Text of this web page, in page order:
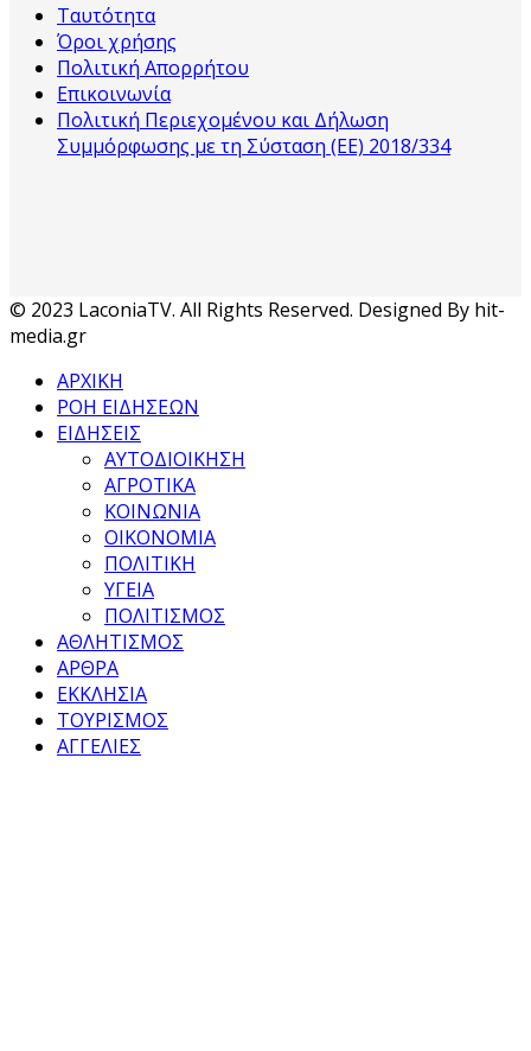
Ταυτότητα
Όροι χρήσης
Πολιτική Απορρήτου
Επικοινωνία
Πολιτική Περιεχομένου και Δήλωση
Συμμόρφωσης με τη Σύσταση (ΕΕ) 2018/334
© 2023 LaconiaTV. All Rights Reserved. Designed By hit-
media.gr
ΑΡΧΙΚΗ
ΡΟΗ ΕΙΔΗΣΕΩΝ
ΕΙΔΗΣΕΙΣ
ΑΥΤΟΔΙΟΙΚΗΣΗ
ΑΓΡΟΤΙΚΑ
ΚΟΙΝΩΝΙΑ
ΟΙΚΟΝΟΜΙΑ
ΠΟΛΙΤΙΚΗ
ΥΓΕΙΑ
ΠΟΛΙΤΙΣΜΟΣ
ΑΘΛΗΤΙΣΜΟΣ
ΑΡΘΡΑ
ΕΚΚΛΗΣΙΑ
ΤΟΥΡΙΣΜΟΣ
ΑΓΓΕΛΙΕΣ